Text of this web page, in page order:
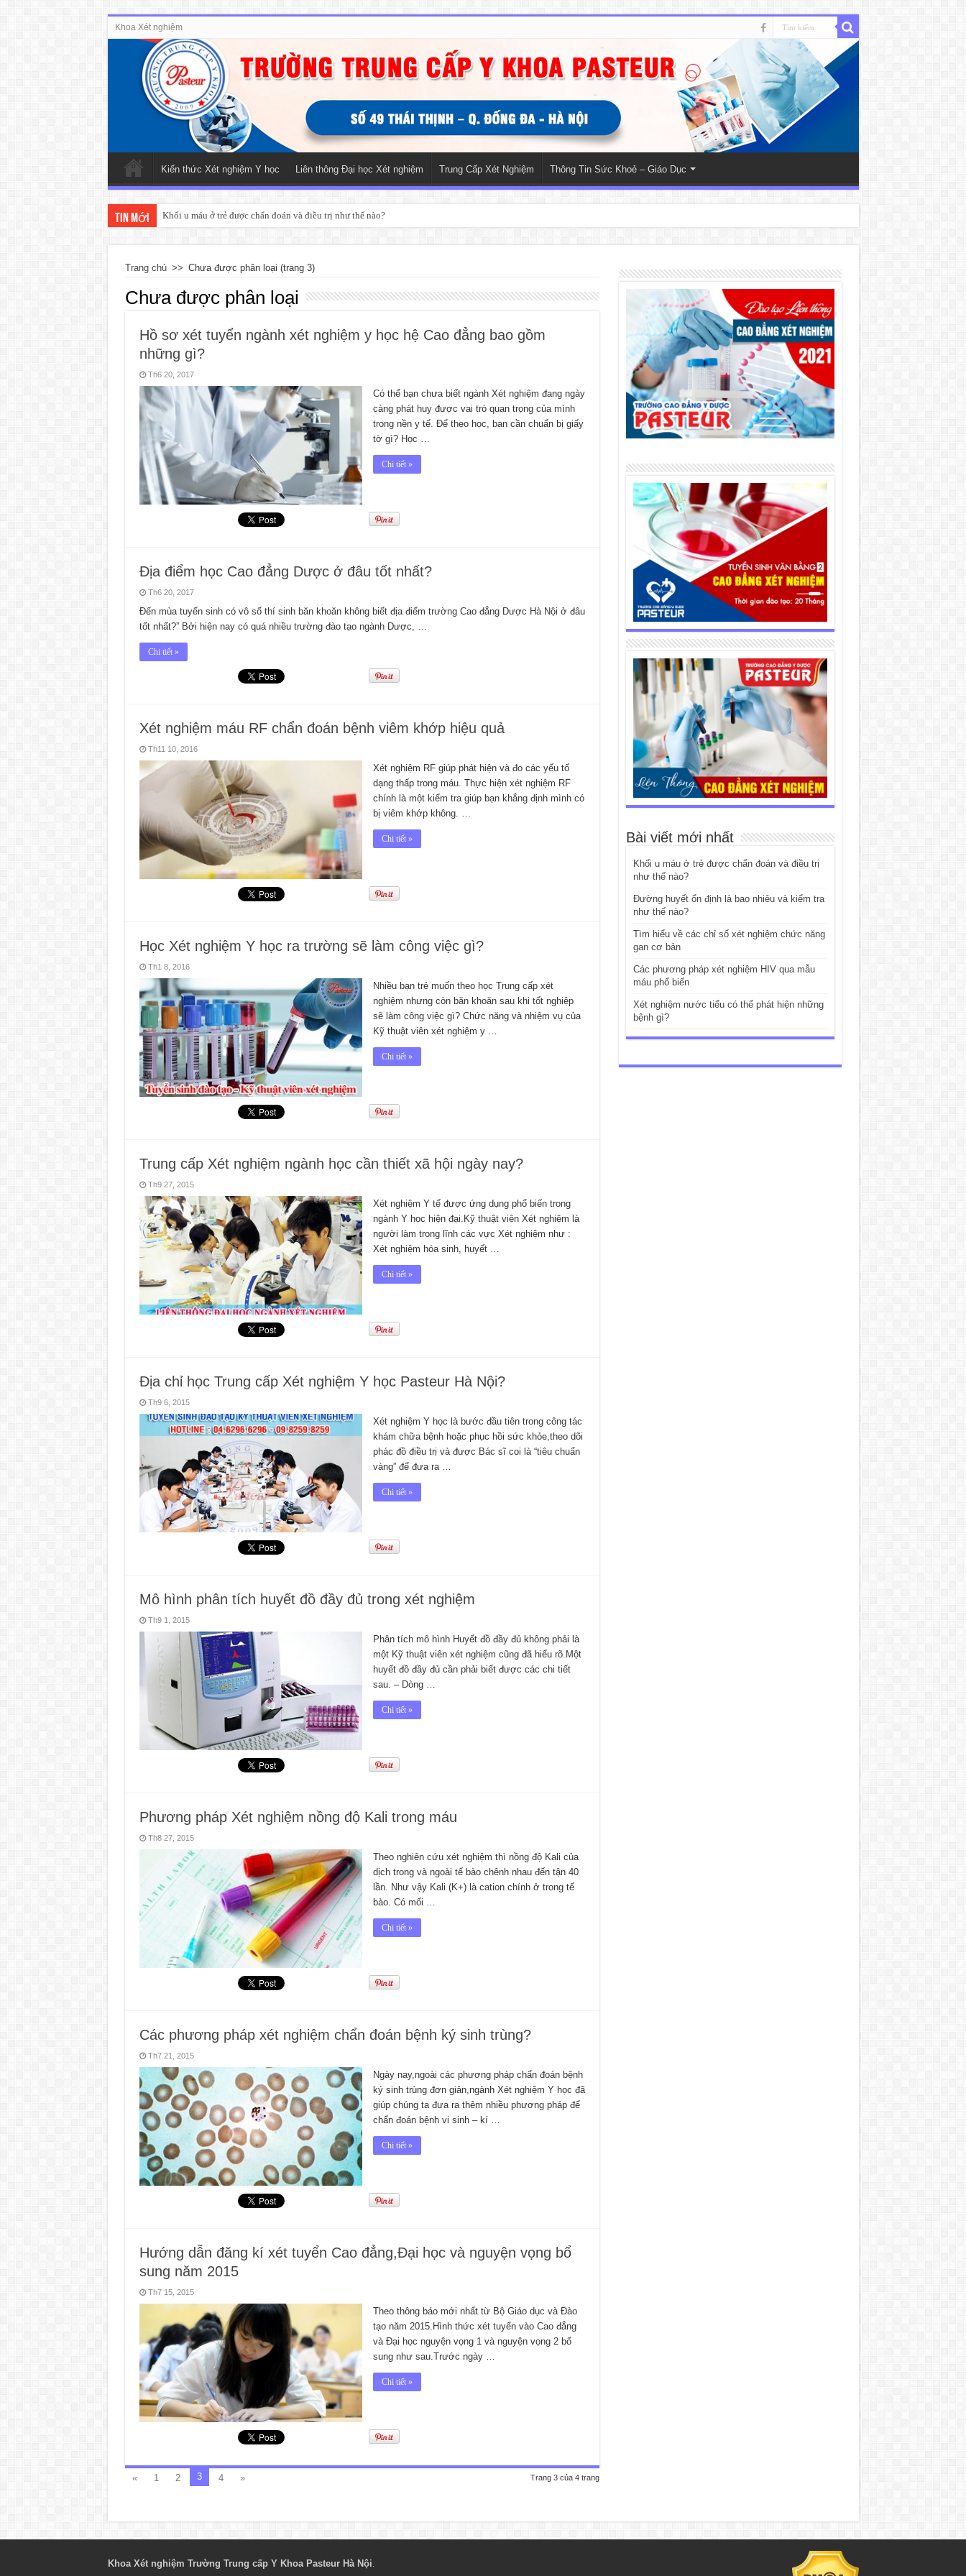
Khoa Xét nghiệm
Kiến thức Xét nghiệm Y học Liên thông Đại học Xét nghiệm Trung Cấp Xét Nghiệm Thông Tin Sức Khoẻ – Giáo Dục
Tin mới Khối u máu ở trẻ được chẩn đoán và điều trị như thế nào?
Trang chủ >> Chưa được phân loại (trang 3)
Chưa được phân loại
Hồ sơ xét tuyển ngành xét nghiệm y học hệ Cao đẳng bao gồm
những gì?
Th6 20, 2017
Có thể bạn chưa biết ngành Xét nghiệm đang ngày
càng phát huy được vai trò quan trọng của mình
trong nền y tế. Để theo học, bạn cần chuẩn bị giấy
tờ gì? Học …
Chi tiết »
Địa điểm học Cao đẳng Dược ở đâu tốt nhất?
Th6 20, 2017
Đến mùa tuyển sinh có vô số thí sinh băn khoăn không biết địa điểm trường Cao đẳng Dược Hà Nội ở đâu
tốt nhất?” Bởi hiện nay có quá nhiều trường đào tạo ngành Dược, …
Chi tiết »
Xét nghiệm máu RF chẩn đoán bệnh viêm khớp hiệu quả
Th11 10, 2016
Xét nghiệm RF giúp phát hiện và đo các yếu tố
dạng thấp trong máu. Thực hiện xét nghiệm RF
chính là một kiểm tra giúp bạn khẳng định mình có
bị viêm khớp không. …
Chi tiết »
Học Xét nghiệm Y học ra trường sẽ làm công việc gì?
Th1 8, 2016
Nhiều bạn trẻ muốn theo học Trung cấp xét
nghiệm nhưng còn băn khoăn sau khi tốt nghiệp
sẽ làm công việc gì? Chức năng và nhiệm vụ của
Kỹ thuật viên xét nghiệm y …
Chi tiết »
Trung cấp Xét nghiệm ngành học cần thiết xã hội ngày nay?
Th9 27, 2015
Xét nghiệm Y tế được ứng dụng phổ biến trong
ngành Y học hiện đại.Kỹ thuật viên Xét nghiệm là
người làm trong lĩnh các vực Xét nghiệm như :
Xét nghiệm hóa sinh, huyết …
Chi tiết »
Địa chỉ học Trung cấp Xét nghiệm Y học Pasteur Hà Nội?
Th9 6, 2015
Xét nghiệm Y học là bước đầu tiên trong công tác
khám chữa bệnh hoặc phục hồi sức khỏe,theo dõi
phác đồ điều trị và được Bác sĩ coi là “tiêu chuẩn
vàng” để đưa ra …
Chi tiết »
Mô hình phân tích huyết đồ đầy đủ trong xét nghiệm
Th9 1, 2015
Phân tích mô hình Huyết đồ đầy đủ không phải là
một Kỹ thuật viên xét nghiệm cũng đã hiểu rõ.Một
huyết đồ đầy đủ cần phải biết được các chi tiết
sau. – Dòng …
Chi tiết »
Phương pháp Xét nghiệm nồng độ Kali trong máu
Th8 27, 2015
Theo nghiên cứu xét nghiệm thì nồng độ Kali của
dịch trong và ngoài tế bào chênh nhau đến tận 40
lần. Như vậy Kali (K+) là cation chính ở trong tế
bào. Có mối …
Chi tiết »
Các phương pháp xét nghiệm chẩn đoán bệnh ký sinh trùng?
Th7 21, 2015
Ngày nay,ngoài các phương pháp chẩn đoán bệnh
ký sinh trùng đơn giản,ngành Xét nghiệm Y học đã
giúp chúng ta đưa ra thêm nhiều phương pháp để
chẩn đoán bệnh vi sinh – kí …
Chi tiết »
Hướng dẫn đăng kí xét tuyển Cao đẳng,Đại học và nguyện vọng bổ
sung năm 2015
Th7 15, 2015
Theo thông báo mới nhất từ Bộ Giáo dục và Đào
tạo năm 2015.Hình thức xét tuyển vào Cao đẳng
và Đại học nguyện vọng 1 và nguyện vọng 2 bổ
sung như sau.Trước ngày …
Chi tiết »
Trang 3 của 4 trang
« 1 2 3 4 »
Bài viết mới nhất
Khối u máu ở trẻ được chẩn đoán và điều trị
như thế nào?
Đường huyết ổn định là bao nhiêu và kiểm tra
như thế nào?
Tìm hiểu về các chỉ số xét nghiệm chức năng
gan cơ bản
Các phương pháp xét nghiệm HIV qua mẫu
máu phổ biến
Xét nghiệm nước tiểu có thể phát hiện những
bệnh gì?
Khoa Xét nghiệm Trường Trung cấp Y Khoa Pasteur Hà Nội.